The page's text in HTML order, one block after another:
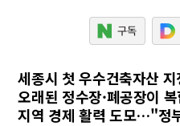
세종시 첫 우수건축자산
오래된 정수장·폐공장이
지역 경제 활력 도모…"정